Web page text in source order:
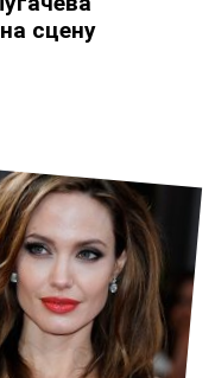
сцену